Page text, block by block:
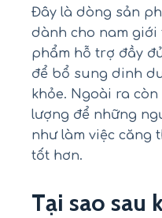
Đây là dòng sản
dành cho nam giới
phẩm hỗ trợ đầy
để bổ sung dinh
khỏe. Ngoài ra
lượng để những
như làm việc căng
tốt hơn.
Tại sao sau